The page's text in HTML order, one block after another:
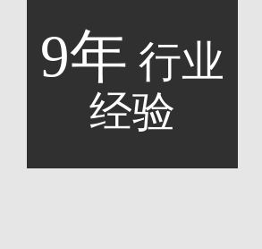
9年 行业
经验